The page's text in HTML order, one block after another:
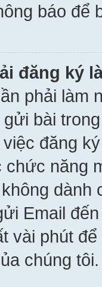
báo để
đăng ký
phải làm
bài
đăng
năng
Email
vài phút
chúng tôi.